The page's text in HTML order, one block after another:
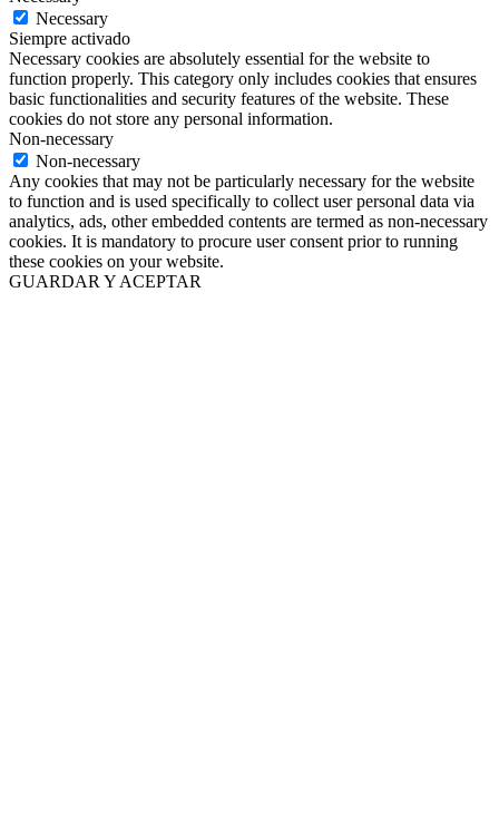
Necessary
Siempre activado
Necessary cookies are absolutely essential for the website to
function properly. This category only includes cookies that ensures
basic functionalities and security features of the website. These
cookies do not store any personal information.
Non-necessary
Non-necessary
Any cookies that may not be particularly necessary for the website
to function and is used specifically to collect user personal data via
analytics, ads, other embedded contents are termed as non-necessary
cookies. It is mandatory to procure user consent prior to running
these cookies on your website.
GUARDAR Y ACEPTAR